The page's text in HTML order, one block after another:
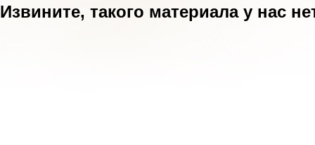
Извините, такого материала у нас